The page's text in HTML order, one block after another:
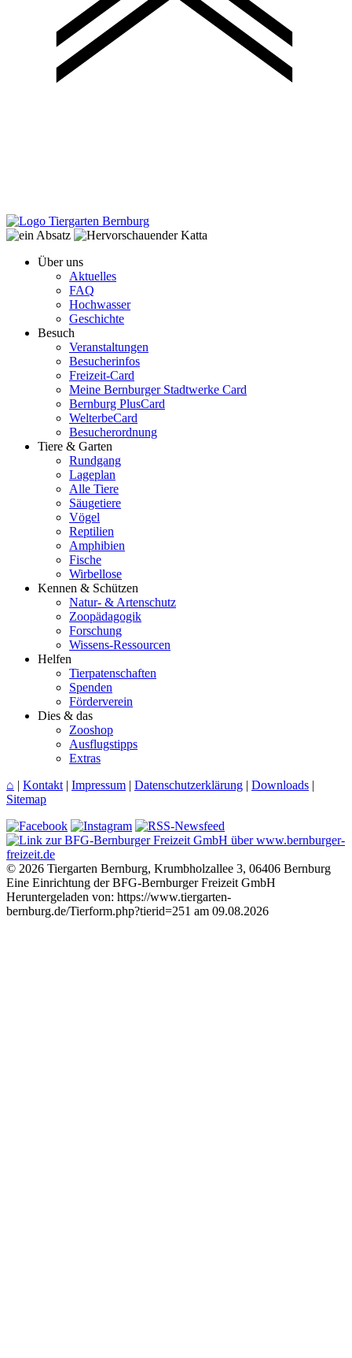
Über uns
Aktuelles
FAQ
Hochwasser
Geschichte
Besuch
Veranstaltungen
Besucherinfos
Freizeit-Card
Meine Bernburger Stadtwerke Card
Bernburg PlusCard
WelterbeCard
Besucherordnung
Tiere & Garten
Rundgang
Lageplan
Alle Tiere
Säugetiere
Vögel
Reptilien
Amphibien
Fische
Wirbellose
Kennen & Schützen
Natur- & Artenschutz
Zoopädagogik
Forschung
Wissens-Ressourcen
Helfen
Tierpatenschaften
Spenden
Förderverein
Dies & das
Zooshop
Ausflugstipps
Extras
⌂ | Kontakt | Impressum | Datenschutzerklärung | Downloads |
Sitemap
© 2026 Tiergarten Bernburg, Krumbholzallee 3, 06406 Bernburg
Eine Einrichtung der BFG-Bernburger Freizeit GmbH
Heruntergeladen von: https://www.tiergarten-
bernburg.de/Tierform.php?tierid=251 am 09.08.2026